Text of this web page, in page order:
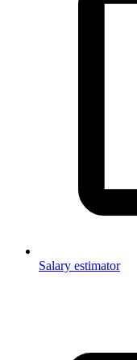
Salary estimator